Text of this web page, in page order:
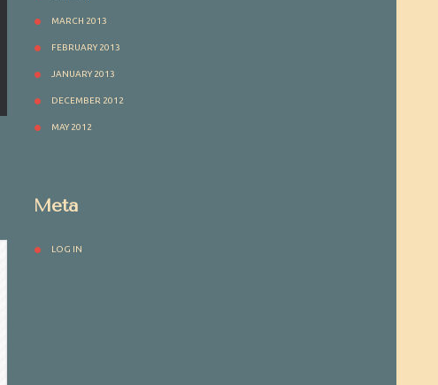
MARCH 2013
FEBRUARY 2013
JANUARY 2013
DECEMBER 2012
MAY 2012
Meta
LOG IN